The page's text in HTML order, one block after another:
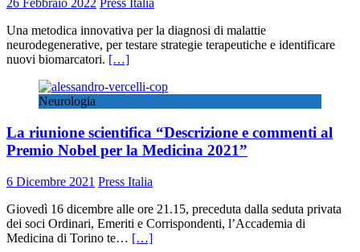
26 Febbraio 2022 Press Italia
Una metodica innovativa per la diagnosi di malattie
neurodegenerative, per testare strategie terapeutiche e identificare
nuovi biomarcatori. […]
Neurologia
La riunione scientifica “Descrizione e commenti al
Premio Nobel per la Medicina 2021”
6 Dicembre 2021 Press Italia
Giovedì 16 dicembre alle ore 21.15, preceduta dalla seduta privata
dei soci Ordinari, Emeriti e Corrispondenti, l’Accademia di
Medicina di Torino te… […]